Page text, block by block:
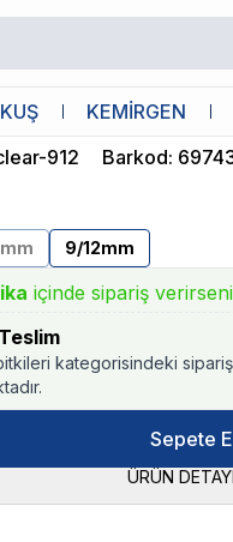
KUŞ KEMİRGEN
9/12mm 3
912 Barkod:
9/12mm
içinde sipariş
kategorisindeki
Sepete
ÜRÜN DETAYI